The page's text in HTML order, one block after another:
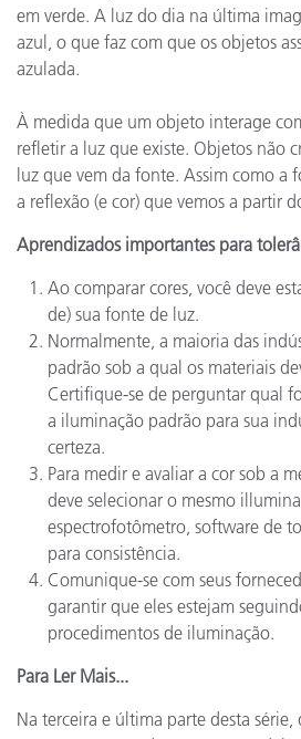
em verde. A luz do dia na última
azul, o que faz com que os objetos
azulada.
À medida que um objeto interage
refletir a luz que existe. Objetos não
luz que vem da fonte. Assim como a
a reflexão (e cor) que vemos a partir
Aprendizados importantes para
Ao comparar cores, você deve
de) sua fonte de luz.
Normalmente, a maioria das
padrão sob a qual os materiais
Certifique-se de perguntar qual
a iluminação padrão para sua
certeza.
Para medir e avaliar a cor sob a
deve selecionar o mesmo
espectrofotômetro, software de
para consistência.
Comunique-se com seus
garantir que eles estejam
procedimentos de iluminação.
Para Ler Mais...
Na terceira e última parte desta